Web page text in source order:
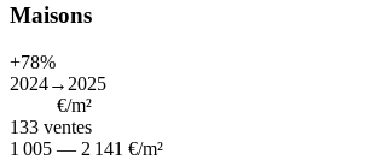
Maisons
+78%
2024→2025
€/m²
133 ventes
1 005 — 2 141 €/m²